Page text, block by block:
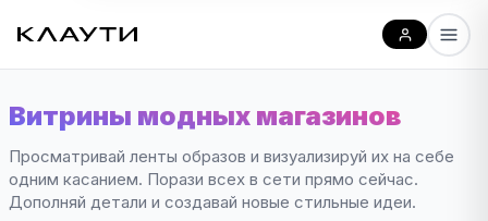
Витрины модных магазинов
Просматривай ленты образов и визуализируй их на себе
одним касанием. Порази всех в сети прямо сейчас.
Дополняй детали и создавай новые стильные идеи.